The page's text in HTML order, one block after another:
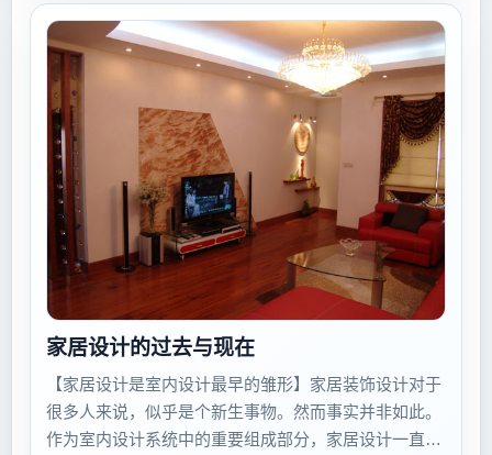
家居设计的过去与现在
【家居设计是室内设计最早的雏形】家居装饰设计对于
很多人来说，似乎是个新生事物。然而事实并非如此。
作为室内设计系统中的重要组成部分，家居设计一直起